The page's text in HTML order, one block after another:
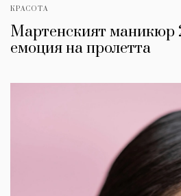
КРАСОТА
Мартенският маникюр
емоция на пролетта